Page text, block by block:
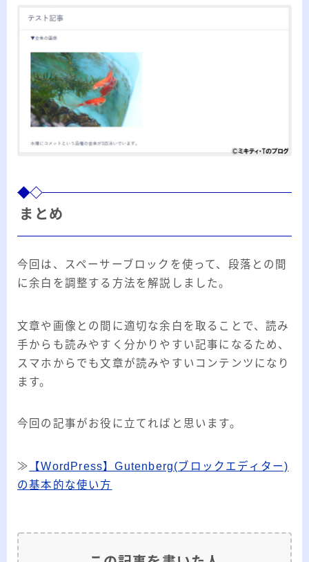
まとめ
今回は、スペーサーブロックを使って、段落との間
に余白を調整する方法を解説しました。
文章や画像との間に適切な余白を取ることで、読み
手からも読みやすく分かりやすい記事になるため、
スマホからでも文章が読みやすいコンテンツになり
ます。
今回の記事がお役に立てればと思います。
≫
【WordPress】Gutenberg(ブロックエディター)
の基本的な使い方